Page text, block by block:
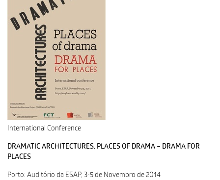
International Conference
DRAMATIC ARCHITECTURES. PLACES OF DRAMA – DRAMA FOR
PLACES
Porto: Auditório da ESAP, 3-5 de Novembro de 2014